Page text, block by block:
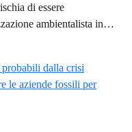
di essere
ambientalista in